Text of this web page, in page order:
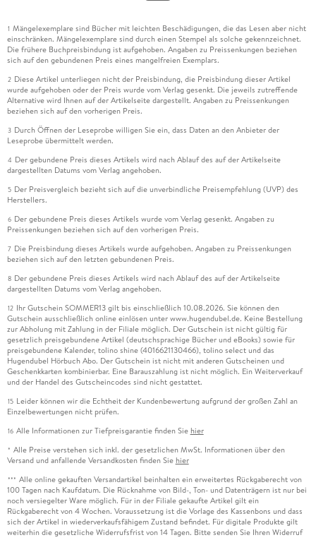
1 Mängelexemplare sind Bücher mit leichten Beschädigungen, die das Lesen aber nicht
einschränken. Mängelexemplare sind durch einen Stempel als solche gekennzeichnet.
Die frühere Buchpreisbindung ist aufgehoben. Angaben zu Preissenkungen beziehen
sich auf den gebundenen Preis eines mangelfreien Exemplars.
2 Diese Artikel unterliegen nicht der Preisbindung, die Preisbindung dieser Artikel
wurde aufgehoben oder der Preis wurde vom Verlag gesenkt. Die jeweils zutreffende
Alternative wird Ihnen auf der Artikelseite dargestellt. Angaben zu Preissenkungen
beziehen sich auf den vorherigen Preis.
3 Durch Öffnen der Leseprobe willigen Sie ein, dass Daten an den Anbieter der
Leseprobe übermittelt werden.
4 Der gebundene Preis dieses Artikels wird nach Ablauf des auf der Artikelseite
dargestellten Datums vom Verlag angehoben.
5 Der Preisvergleich bezieht sich auf die unverbindliche Preisempfehlung (UVP) des
Herstellers.
6 Der gebundene Preis dieses Artikels wurde vom Verlag gesenkt. Angaben zu
Preissenkungen beziehen sich auf den vorherigen Preis.
7 Die Preisbindung dieses Artikels wurde aufgehoben. Angaben zu Preissenkungen
beziehen sich auf den letzten gebundenen Preis.
8 Der gebundene Preis dieses Artikels wird nach Ablauf des auf der Artikelseite
dargestellten Datums vom Verlag angehoben.
12 Ihr Gutschein SOMMER13 gilt bis einschließlich 10.08.2026. Sie können den
Gutschein ausschließlich online einlösen unter www.hugendubel.de. Keine Bestellung
zur Abholung mit Zahlung in der Filiale möglich. Der Gutschein ist nicht gültig für
gesetzlich preisgebundene Artikel (deutschsprachige Bücher und eBooks) sowie für
preisgebundene Kalender, tolino shine (4016621130466), tolino select und das
Hugendubel Hörbuch Abo. Der Gutschein ist nicht mit anderen Gutscheinen und
Geschenkkarten kombinierbar. Eine Barauszahlung ist nicht möglich. Ein Weiterverkauf
und der Handel des Gutscheincodes sind nicht gestattet.
15 Leider können wir die Echtheit der Kundenbewertung aufgrund der großen Zahl an
Einzelbewertungen nicht prüfen.
16 Alle Informationen zur Tiefpreisgarantie finden Sie hier
* Alle Preise verstehen sich inkl. der gesetzlichen MwSt. Informationen über den
Versand und anfallende Versandkosten finden Sie hier
*** Alle online gekauften Versandartikel beinhalten ein erweitertes Rückgaberecht von
100 Tagen nach Kaufdatum. Die Rücknahme von Bild-, Ton- und Datenträgern ist nur bei
noch versiegelter Ware möglich. Für in der Filiale gekaufte Artikel gilt ein
Rückgaberecht von 4 Wochen. Voraussetzung ist die Vorlage des Kassenbons und dass
sich der Artikel in wiederverkaufsfähigem Zustand befindet. Für digitale Produkte gilt
weiterhin die gesetzliche Widerrufsfrist von 14 Tagen. Bitte senden Sie Ihren Widerruf